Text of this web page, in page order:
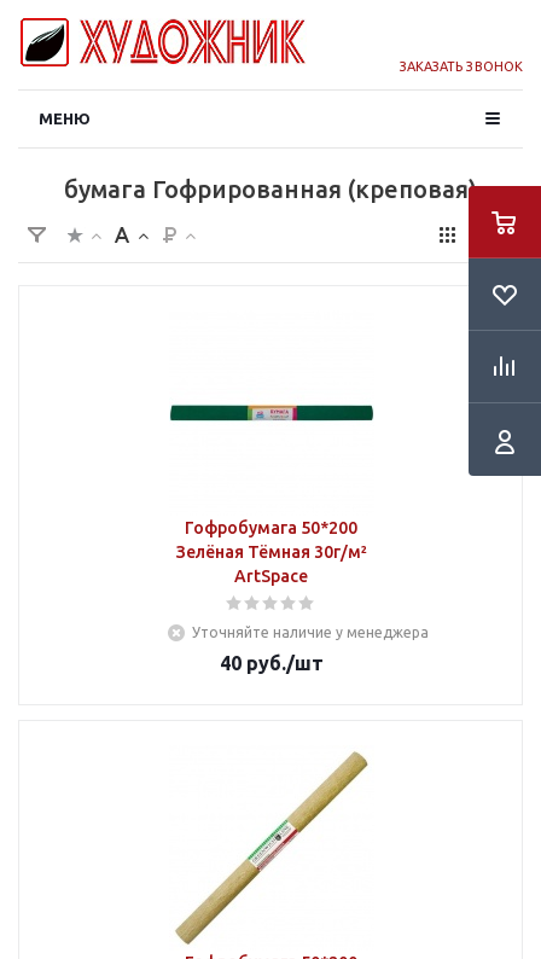
ЗАКАЗАТЬ ЗВОНОК
МЕНЮ
бумага Гофрированная (креповая)
Гофробумага 50*200
Зелёная Тёмная 30г/м²
ArtSpace
Уточняйте наличие у менеджера
40руб./шт